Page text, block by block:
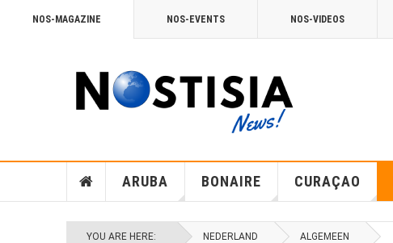
NOS-MAGAZINE NOS-EVENTS NOS-VIDEOS
ARUBA BONAIRE CURAÇAO
YOU ARE HERE: NEDERLAND ALGEMEEN